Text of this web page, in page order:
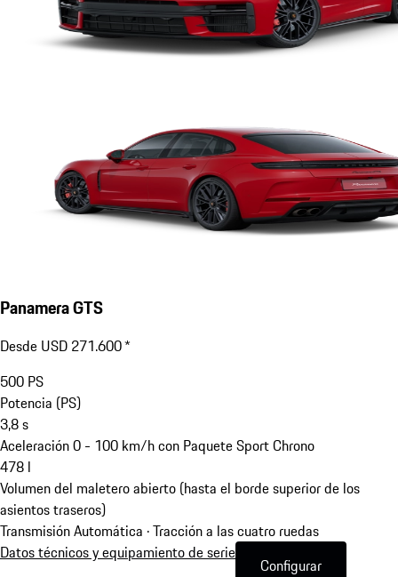
Panamera GTS
Desde USD 271.600 *
500 PS
Potencia (PS)
3,8s
Aceleración 0 - 100 km/h con Paquete Sport Chrono
478 l
Volumen del maletero abierto (hasta el borde superior de los
asientos traseros)
Transmisión Automática · Tracción a las cuatro ruedas
Datos técnicos y equipamiento de serie
Configurar